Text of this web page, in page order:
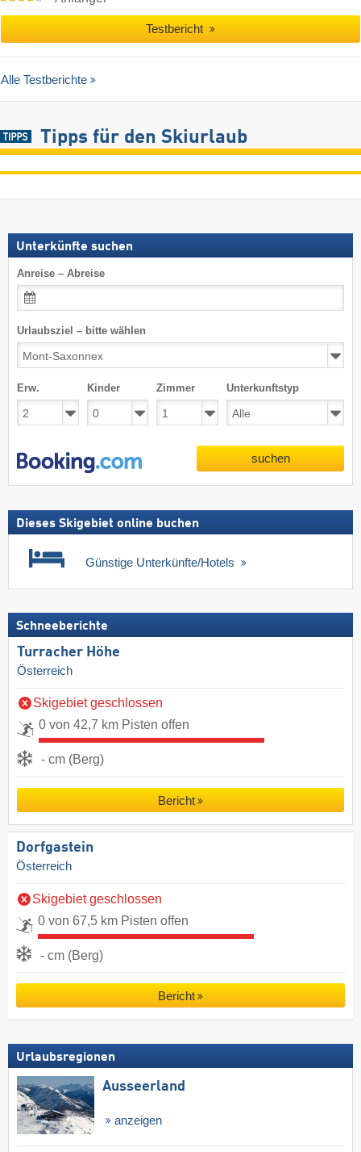
Testbericht
Alle Testberichte
Tipps für den Skiurlaub
Unterkünfte suchen
Anreise – Abreise
Urlaubsziel – bitte wählen
Erw. Kinder Zimmer Unterkunftstyp
suchen
Dieses Skigebiet online buchen
Günstige Unterkünfte/Hotels
Schneeberichte
Turracher Höhe
Österreich
Skigebiet geschlossen
0 von 42,7 km Pisten offen
- cm (Berg)
Bericht
Dorfgastein
Österreich
Skigebiet geschlossen
0 von 67,5 km Pisten offen
- cm (Berg)
Bericht
Urlaubsregionen
Ausseerland
anzeigen